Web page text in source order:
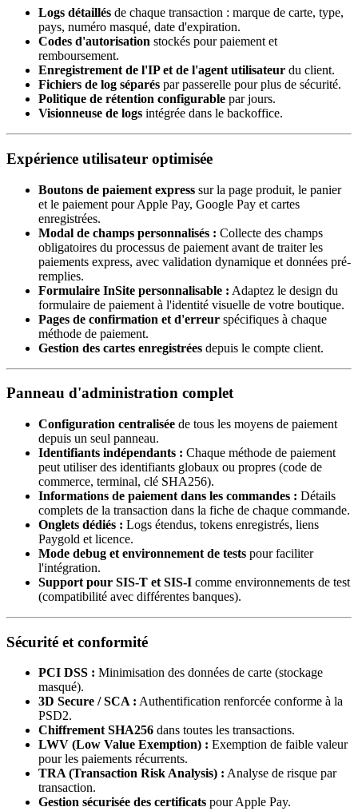
Logs détaillés de chaque transaction : marque de carte, type,
pays, numéro masqué, date d'expiration.
Codes d'autorisation stockés pour paiement et
remboursement.
Enregistrement de l'IP et de l'agent utilisateur du client.
Fichiers de log séparés par passerelle pour plus de sécurité.
Politique de rétention configurable par jours.
Visionneuse de logs intégrée dans le backoffice.
Expérience utilisateur optimisée
Boutons de paiement express sur la page produit, le panier
et le paiement pour Apple Pay, Google Pay et cartes
enregistrées.
Modal de champs personnalisés : Collecte des champs
obligatoires du processus de paiement avant de traiter les
paiements express, avec validation dynamique et données pré-
remplies.
Formulaire InSite personnalisable : Adaptez le design du
formulaire de paiement à l'identité visuelle de votre boutique.
Pages de confirmation et d'erreur spécifiques à chaque
méthode de paiement.
Gestion des cartes enregistrées depuis le compte client.
Panneau d'administration complet
Configuration centralisée de tous les moyens de paiement
depuis un seul panneau.
Identifiants indépendants : Chaque méthode de paiement
peut utiliser des identifiants globaux ou propres (code de
commerce, terminal, clé SHA256).
Informations de paiement dans les commandes : Détails
complets de la transaction dans la fiche de chaque commande.
Onglets dédiés : Logs étendus, tokens enregistrés, liens
Paygold et licence.
Mode debug et environnement de tests pour faciliter
l'intégration.
Support pour SIS-T et SIS-I comme environnements de test
(compatibilité avec différentes banques).
Sécurité et conformité
PCI DSS : Minimisation des données de carte (stockage
masqué).
3D Secure / SCA : Authentification renforcée conforme à la
PSD2.
Chiffrement SHA256 dans toutes les transactions.
LWV (Low Value Exemption) : Exemption de faible valeur
pour les paiements récurrents.
TRA (Transaction Risk Analysis) : Analyse de risque par
transaction.
Gestion sécurisée des certificats pour Apple Pay.